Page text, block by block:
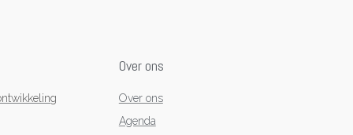
Over ons
Over ons
Agenda